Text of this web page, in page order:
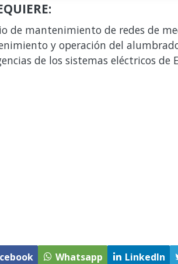
de mantenimiento de redes de
y operación del
de los sistemas eléctricos de
Whatsapp LinkedIn